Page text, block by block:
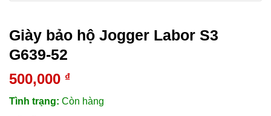
Giày bảo hộ Jogger Labor S3
G639-52
500,000 ₫
Tình trạng: Còn hàng